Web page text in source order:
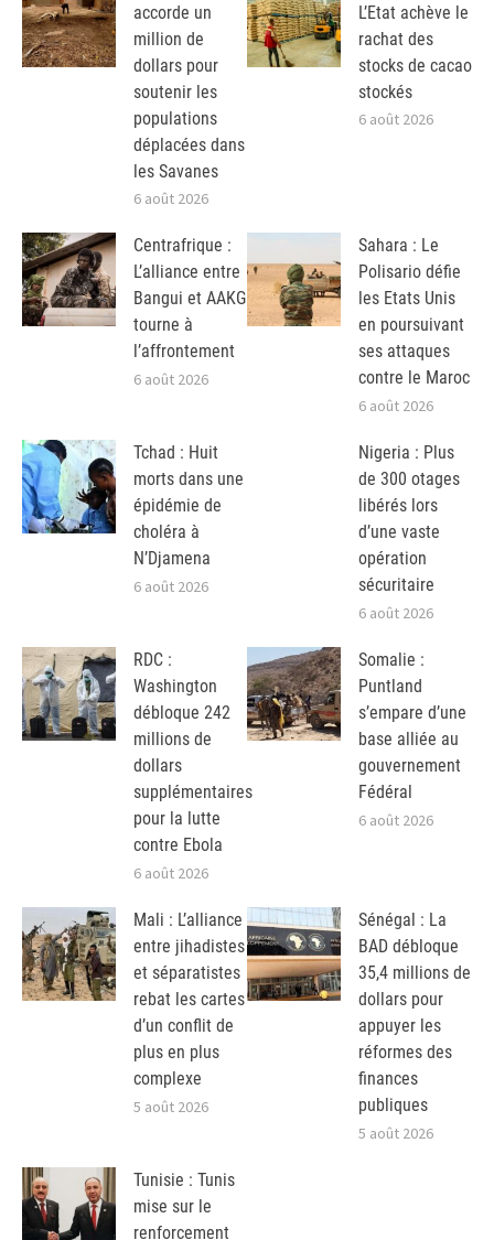
accorde un
million de
dollars pour
soutenir les
populations
déplacées dans
les Savanes
6 août 2026
L’Etat achève le
rachat des
stocks de cacao
stockés
6 août 2026
Centrafrique :
L’alliance entre
Bangui et AAKG
tourne à
l’affrontement
6 août 2026
Sahara : Le
Polisario défie
les Etats Unis
en poursuivant
ses attaques
contre le Maroc
6 août 2026
Tchad : Huit
morts dans une
épidémie de
choléra à
N’Djamena
6 août 2026
Nigeria : Plus
de 300 otages
libérés lors
d’une vaste
opération
sécuritaire
6 août 2026
RDC :
Washington
débloque 242
millions de
dollars
supplémentaires
pour la lutte
contre Ebola
6 août 2026
Somalie :
Puntland
s’empare d’une
base alliée au
gouvernement
Fédéral
6 août 2026
Mali : L’alliance
entre jihadistes
et séparatistes
rebat les cartes
d’un conflit de
plus en plus
complexe
5 août 2026
Sénégal : La
BAD débloque
35,4 millions de
dollars pour
appuyer les
réformes des
finances
publiques
5 août 2026
Tunisie : Tunis
mise sur le
renforcement